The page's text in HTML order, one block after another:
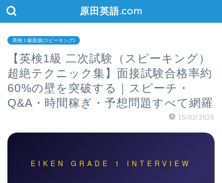
原田英語.com
英検１級面接(スピーキング)
【英検1級 二次試験（スピーキング）
超絶テクニック集】面接試験合格率約
60%の壁を突破する｜スピーチ・
Q&A・時間稼ぎ・予想問題すべて網羅
15/02/2026
EIKEN GRADE 1 INTERVIEW